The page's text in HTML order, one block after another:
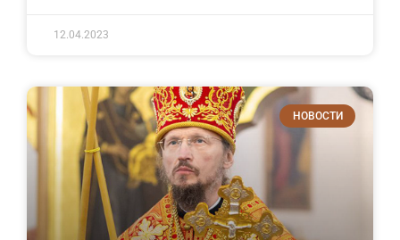
12.04.2023
НОВОСТИ